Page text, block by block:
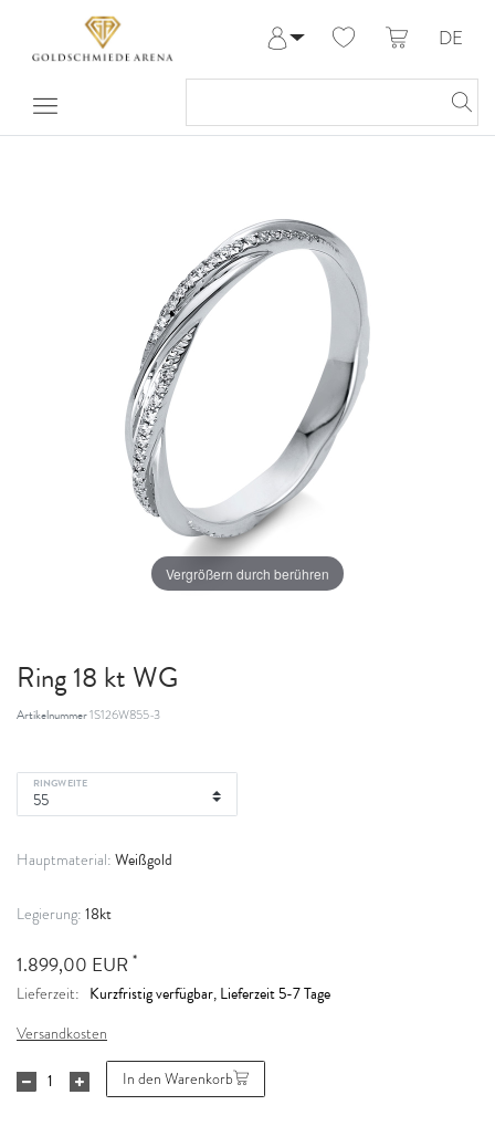
Meine Bestellungen
DE
Vergrößern durch berühren
Ring 18 kt WG
Artikelnummer1S126W855-3
RINGWEITE
Hauptmaterial: Weißgold
Legierung: 18kt
1.899,00 EUR *
Lieferzeit: Kurzfristig verfügbar, Lieferzeit 5-7 Tage
Versandkosten
In den Warenkorb